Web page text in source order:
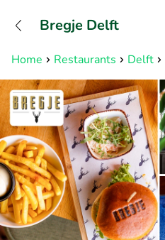
Home Restaurants Delft
Bregje Delft